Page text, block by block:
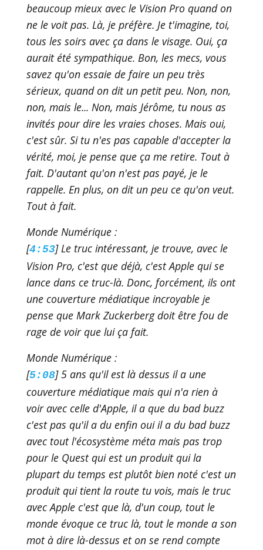
beaucoup mieux avec le Vision Pro quand on
ne le voit pas. Là, je préfère. Je t'imagine, toi,
tous les soirs avec ça dans le visage. Oui, ça
aurait été sympathique. Bon, les mecs, vous
savez qu'on essaie de faire un peu très
sérieux, quand on dit un petit peu. Non, non,
non, mais le... Non, mais Jérôme, tu nous as
invités pour dire les vraies choses. Mais oui,
c'est sûr. Si tu n'es pas capable d'accepter la
vérité, moi, je pense que ça me retire. Tout à
fait. D'autant qu'on n'est pas payé, je le
rappelle. En plus, on dit un peu ce qu'on veut.
Tout à fait.
Monde Numérique :
[4:53] Le truc intéressant, je trouve, avec le
Vision Pro, c'est que déjà, c'est Apple qui se
lance dans ce truc-là. Donc, forcément, ils ont
une couverture médiatique incroyable je
pense que Mark Zuckerberg doit être fou de
rage de voir que lui ça fait.
Monde Numérique :
[5:08] 5 ans qu'il est là dessus il a une
couverture médiatique mais qui n'a rien à
voir avec celle d'Apple, il a que du bad buzz
c'est pas qu'il a du enfin oui il a du bad buzz
avec tout l'écosystème méta mais pas trop
pour le Quest qui est un produit qui la
plupart du temps est plutôt bien noté c'est un
produit qui tient la route tu vois, mais le truc
avec Apple c'est que là, d'un coup, tout le
monde évoque ce truc là, tout le monde a son
mot à dire là-dessus et on se rend compte